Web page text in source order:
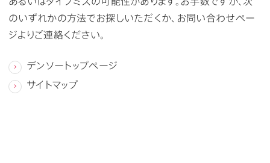
のいずれかの方法でお探しいただくか、お問い合わせペー
ジよりご連絡ください。
デンソートップページ
サイトマップ